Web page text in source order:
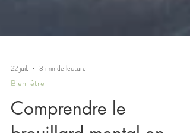
22 juil. 3 min de lecture
Bien-être